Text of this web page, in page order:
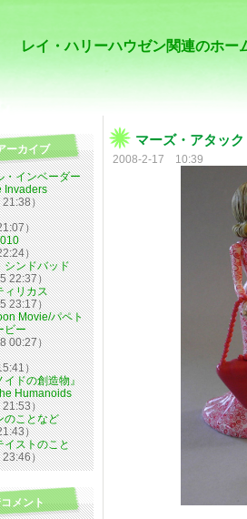
レイ・ハリーハウゼン関連のホ
ーカイブ
・インベーダー
Invaders
21:38）
）
）
シンドバッド
22:37）
ィリカス
23:17）
Movie/パペト
ビー
00:27）
）
イドの創造物』
Humanoids
21:53）
のことなど
）
イストのこと
23:46）
メント
マーズ・アタック
2008-2-17 10:39